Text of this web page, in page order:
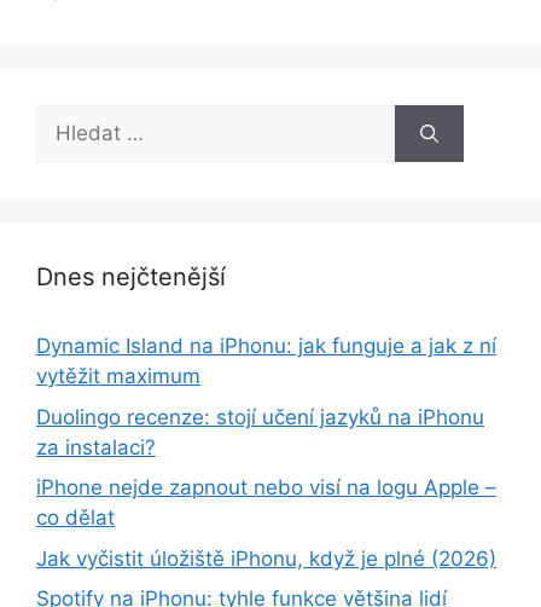
Hledat:
Dnes nejčtenější
Dynamic Island na iPhonu: jak funguje a jak z ní
vytěžit maximum
Duolingo recenze: stojí učení jazyků na iPhonu
za instalaci?
iPhone nejde zapnout nebo visí na logu Apple –
co dělat
Jak vyčistit úložiště iPhonu, když je plné (2026)
Spotify na iPhonu: tyhle funkce většina lidí